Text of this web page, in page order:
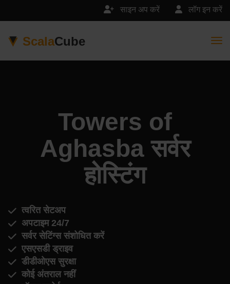
लॉग इन करें
साइन अप करें
ScalaCube
Towers of
Aghasba सर्वर
होस्टिंग
त्वरित सेटअप
अपटाइम 24/7
सर्वर सेटिंग्स संशोधित करें
एसएसडी ड्राइव
डीडीओएस सुरक्षा
कोई अंतराल नहीं